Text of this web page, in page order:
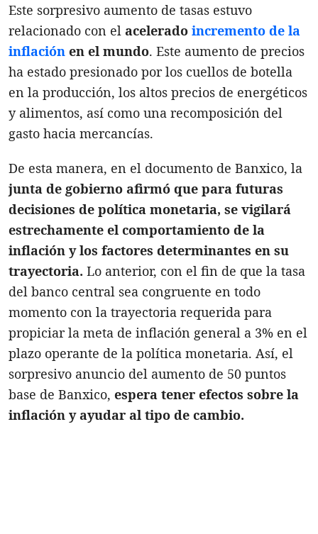
Este sorpresivo aumento de tasas estuvo
relacionado con el acelerado incremento de la
inflación en el mundo. Este aumento de precios
ha estado presionado por los cuellos de botella
en la producción, los altos precios de energéticos
y alimentos, así como una recomposición del
gasto hacia mercancías.
De esta manera, en el documento de Banxico, la
junta de gobierno afirmó que para futuras
decisiones de política monetaria, se vigilará
estrechamente el comportamiento de la
inflación y los factores determinantes en su
trayectoria. Lo anterior, con el fin de que la tasa
del banco central sea congruente en todo
momento con la trayectoria requerida para
propiciar la meta de inflación general a 3% en el
plazo operante de la política monetaria. Así, el
sorpresivo anuncio del aumento de 50 puntos
base de Banxico, espera tener efectos sobre la
inflación y ayudar al tipo de cambio.